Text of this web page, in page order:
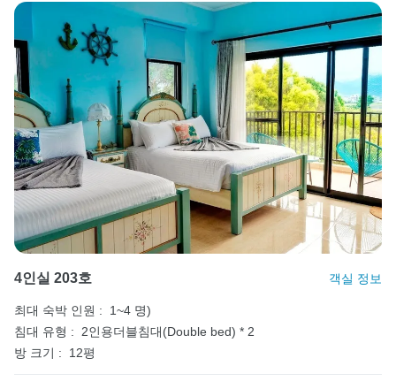
4인실 203호 객실 정보
최대 숙박 인원 :
1~4 명)
침대 유형 : 2인용더블침대(Double bed) * 2
방 크기 :
12평